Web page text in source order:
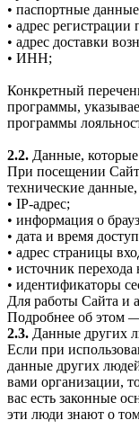
• паспортные
• адрес регистрации
• адрес доставки
• ИНН;
Конкретный
программы,
программы
2.2. Данные, которые
При посещении
технические
• IP-адрес;
• информация о
• дата и время
• адрес страницы
• источник перехода
• идентификаторы
Для работы Сайта и
Подробнее об этом
2.3. Данные других
Если при
данные других
вами организации,
вас есть законные
эти люди знают о